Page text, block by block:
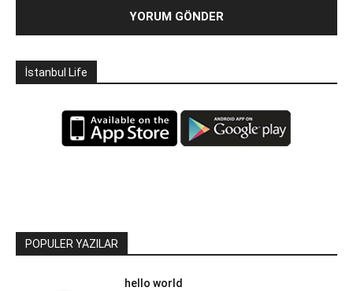
İstanbul Life
POPULER YAZILAR
hello world